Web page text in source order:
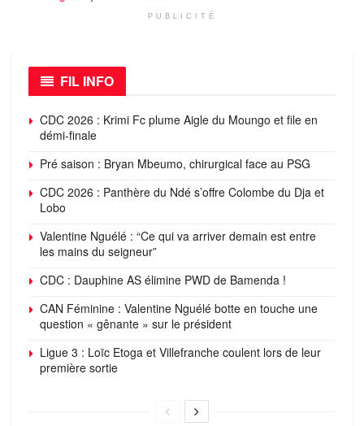
PUBLICITÉ
FIL INFO
CDC 2026 : Krimi Fc plume Aigle du Moungo et file en
démi-finale
Pré saison : Bryan Mbeumo, chirurgical face au PSG
CDC 2026 : Panthère du Ndé s’offre Colombe du Dja et
Lobo
Valentine Nguélé : “Ce qui va arriver demain est entre
les mains du seigneur”
CDC : Dauphine AS élimine PWD de Bamenda !
CAN Féminine : Valentine Nguélé botte en touche une
question « gênante » sur le président
Ligue 3 : Loïc Etoga et Villefranche coulent lors de leur
première sortie